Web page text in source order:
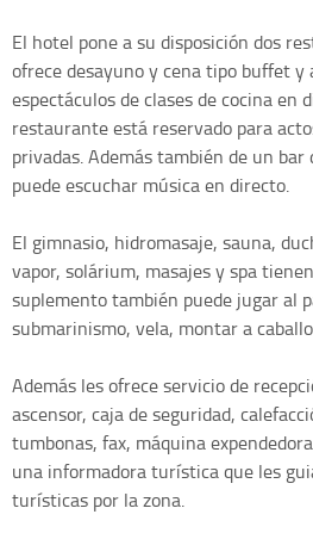
El hotel pone a su disposición dos
ofrece desayuno y cena tipo buffet y
espectáculos de clases de cocina en
restaurante está reservado para
privadas. Además también de un
puede escuchar música en directo.
El gimnasio, hidromasaje, sauna,
vapor, solárium, masajes y spa
suplemento también puede jugar al
submarinismo, vela, montar a
Además les ofrece servicio de
ascensor, caja de seguridad,
tumbonas, fax, máquina
una informadora turística que les
turísticas por la zona.